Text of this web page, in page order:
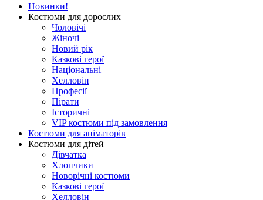
Новинки!
Костюми для дорослих
Чоловічі
Жіночі
Новий рік
Казкові герої
Національні
Хелловін
Професії
Пірати
Історичні
VIP костюми під замовлення
Костюми для аніматорів
Костюми для дітей
Дівчатка
Хлопчики
Новорічні костюми
Казкові герої
Хелловін